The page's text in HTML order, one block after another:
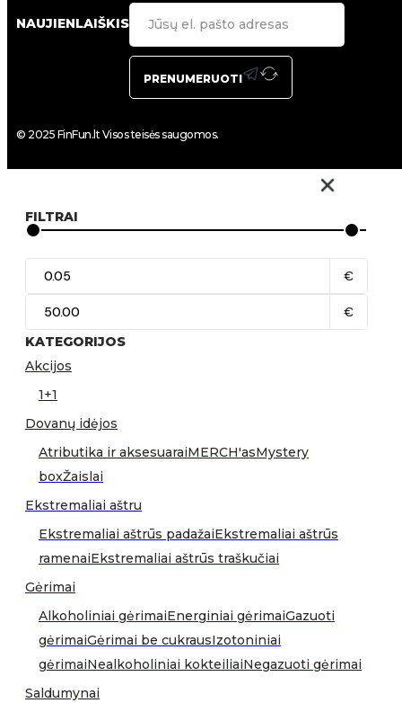
NAUJIENLAIŠKIS
PRENUMERUOTI
© 2025 FinFun.lt Visos teisės saugomos.
FILTRAI
€
€
KATEGORIJOS
Akcijos
1+1
Dovanų idėjos
Atributika ir aksesuaraiMERCH'asMystery
boxŽaislai
Ekstremaliai aštru
Ekstremaliai aštrūs padažaiEkstremaliai aštrūs
ramenaiEkstremaliai aštrūs traškučiai
Gėrimai
Alkoholiniai gėrimaiEnerginiai gėrimaiGazuoti
gėrimaiGėrimai be cukrausIzotoniniai
gėrimaiNealkoholiniai kokteiliaiNegazuoti gėrimai
Saldumynai